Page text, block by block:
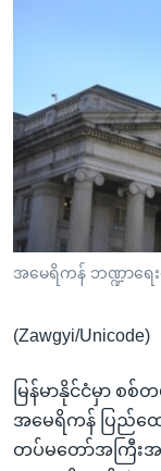
ညွန်း
စာမျက်နှာ
ကျော်
ကြည့်
ရှာဖွေ
နေရာ
သို့
ကျော်
ရုပ်ရှင်ထဲက အင်္ဂလိပ်
သုတပဒေသာ အင်္ဂ
တီဗွီ
ရေဒီယို/တီဗွီအစီအစ
Learning English
ဗွီအိုအေ လူမှုကွန်ယက်မ
အမေရိကန် ဘဏ္ဍာရေး
(Zawgyi/Unicode)
မြန်မာနိုင်ငံမှာ
အမေရိကန် ပြည်
တပ်မတော်အကြီးအ